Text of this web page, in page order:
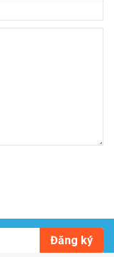
Đăng ký